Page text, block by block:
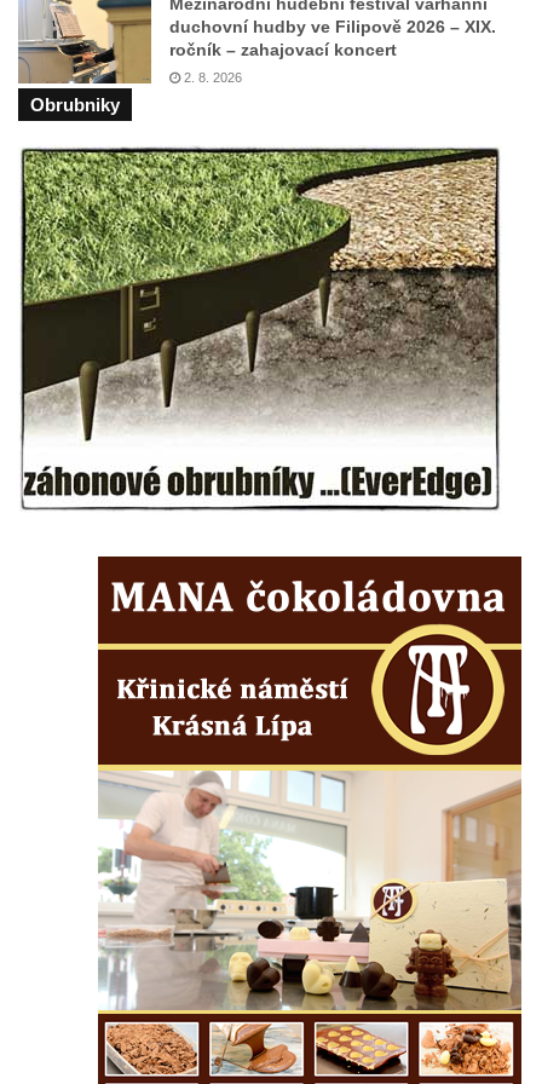
Mikulášovicích
Wäberův kříž v zahradě domu čp. 184 v
Mikulášovicích
Posteltův kříž naproti domu ev.č. 29 v
Mikulášovicích
Kříž Neubaukreuz u domu čp. 698 v
Mikulášovicích
Kříž manželů Endlerových u továrního
objektu v Mikulášovicích
Kříž u silnice východně od Mikulášovic
Meyerův kříž východně od Mikulášovic
Kříž u rozcestí k větrnému mlýnu Světlík v
Horním Podluží
Herltův kříž u Mikova v Mikulášovicích
Kříž u Borských u domu čp. 859 v
Mikulášovicích
Kříž u Mikulášovického potoka poblíž
Mikovu v Mikulášovicích
Lissnerův kříž u domu čp. 39 v
Mikulášovicích
Hampelův kříž u bývalých kasáren v
Mikulášovicích
Marchnerův (Zelený) kříž naproti domu čp.
35 v Mikulášovicích
Schneiderův kříž před domem čp. 55 v
Mikulášovicích
Kříž na Kostelní stezce v Mikulášovicích
Mezinárodní hudební festival varhanní
duchovní hudby ve Filipově 2026 – XIX.
ročník – zahajovací koncert
2. 8. 2026
Obrubniky